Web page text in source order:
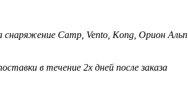
снаряжение Camp, Vento, Kong, Орион Альп
в течение 2х дней после заказа